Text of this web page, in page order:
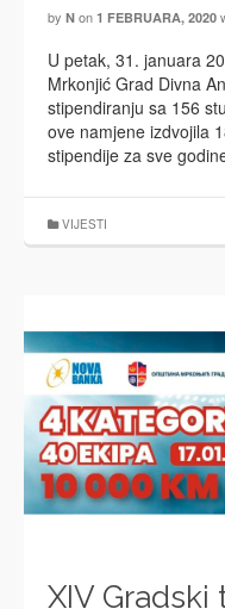
by N on 1 FEBRUARA, 2020
U petak, 31. januara
Mrkonjić Grad Divna
stipendiranju sa 156
ove namjene izdvojila
stipendije za sve
VIJESTI
XIV